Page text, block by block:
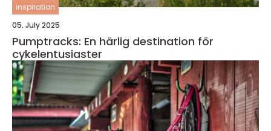
inspiration
05. July 2025
Pumptracks: En härlig destination för
cykelentusiaster